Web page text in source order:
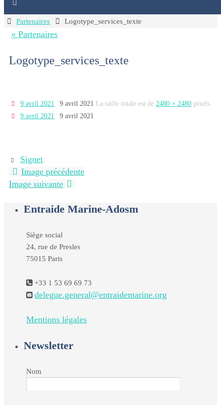
HomePartenaires Logotype_services_texte
« Partenaires
Logotype_services_texte
9 avril 2021 9 avril 2021 La taille totale est de2480 × 2480 pixels
9 avril 2021
9 avril 2021
Signet.
Image précédente
Image suivante
Entraide Marine-Adosm
Siège social
24, rue de Presles
75015 Paris
+33 1 53 69 69 73
delegue.general@entraidemarine.org
Mentions légales
Newsletter
Nom